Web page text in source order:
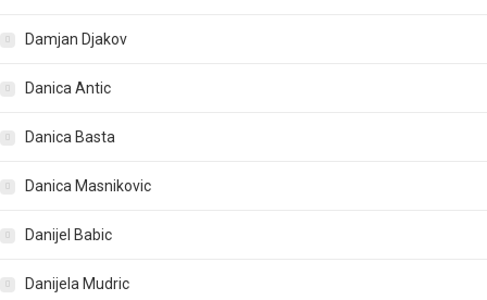
Damjan Djakov
Danica Antic
Danica Basta
Danica Masnikovic
Danijel Babic
Danijela Mudric